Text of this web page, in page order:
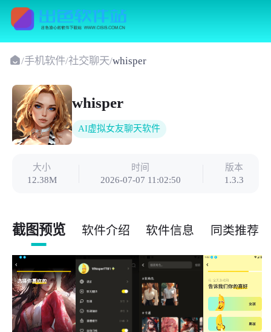
/手机软件/社交聊天/whisper
whisper
AI虚拟女友聊天软件
大小
12.38M
时间
2026-07-07 11:02:50
版本
1.3.3
截图预览 软件介绍 软件信息 同类推荐